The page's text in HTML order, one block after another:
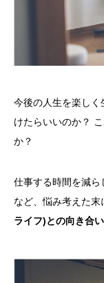
今後の人生を楽し
けたらいいのか？
か？
仕事する時間を減ら
など、悩み考えた末
ライフ)との向き合